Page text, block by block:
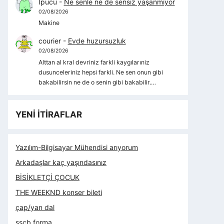
İpucu - Ne senle ne de sensiz yaşanmıyor
02/08/2026
Makine
courier- Evde huzursuzluk
02/08/2026
Alttan al kral devriniz farkli kaygılarıniz
dusunceleriniz hepsi farkli. Ne sen onun gibi
bakabilirsin ne de o senin gibi bakabilir.…
YENİ İTİRAFLAR
Yazılım-Bilgisayar Mühendisi arıyorum
Arkadaşlar kaç yaşındasınız
BİSİKLETÇİ ÇOCUK
THE WEEKND konser bileti
çap/yan dal
sscb forma